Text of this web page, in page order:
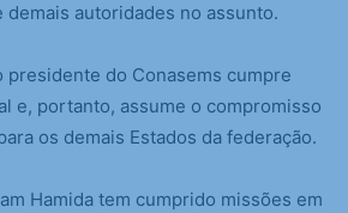
demais autoridades no assunto.
presidente do Conasems cumpre
e, portanto, assume o compromisso
os demais Estados da federação.
Hamida tem cumprido missões em